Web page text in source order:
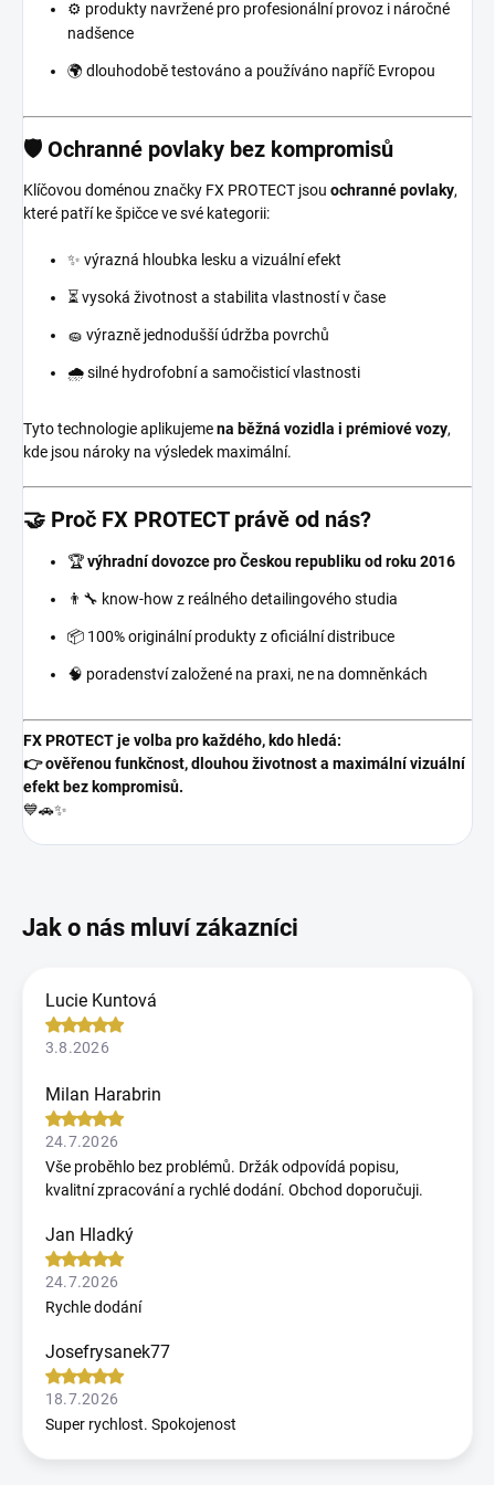
⚙️ produkty navržené pro profesionální provoz i náročné
nadšence
🌍 dlouhodobě testováno a používáno napříč Evropou
🛡️ Ochranné povlaky bez kompromisů
Klíčovou doménou značky FX PROTECT jsou ochranné povlaky,
které patří ke špičce ve své kategorii:
✨ výrazná hloubka lesku a vizuální efekt
⏳ vysoká životnost a stabilita vlastností v čase
🧽 výrazně jednodušší údržba povrchů
🌧️ silné hydrofobní a samočisticí vlastnosti
Tyto technologie aplikujemena běžná vozidla i prémiové vozy,
kde jsou nároky na výsledek maximální.
🤝 Proč FX PROTECT právě od nás?
🏆výhradní dovozce pro Českou republiku od roku 2016
👨‍🔧 know-how z reálného detailingového studia
📦 100% originální produkty z oficiální distribuce
🧠 poradenství založené na praxi, ne na domněnkách
FX PROTECT je volba pro každého, kdo hledá:
👉 ověřenou funkčnost, dlouhou životnost a maximální vizuální
efekt bez kompromisů.
💙🚗✨
Lucie Kuntová
3.8.2026
Milan Harabrin
24.7.2026
Vše proběhlo bez problémů. Držák odpovídá popisu,
kvalitní zpracování a rychlé dodání. Obchod doporučuji.
Jan Hladký
24.7.2026
Rychle dodání
Josefrysanek77
18.7.2026
Super rychlost. Spokojenost